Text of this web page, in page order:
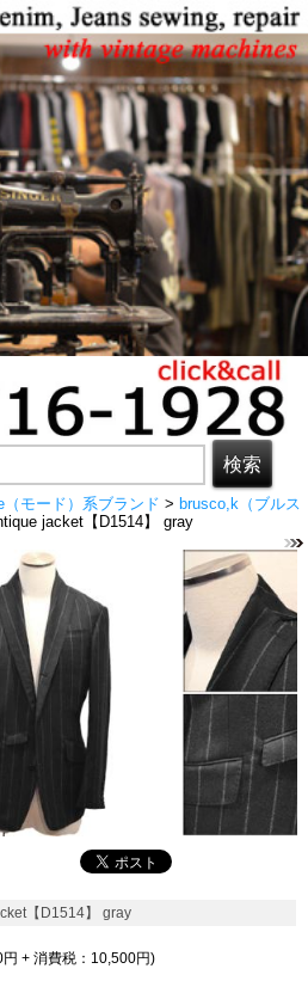
（モード）系ブランド > brusco,k（ブルス
jacket【D1514】 gray
【D1514】 gray
+ 消費税：10,500円)